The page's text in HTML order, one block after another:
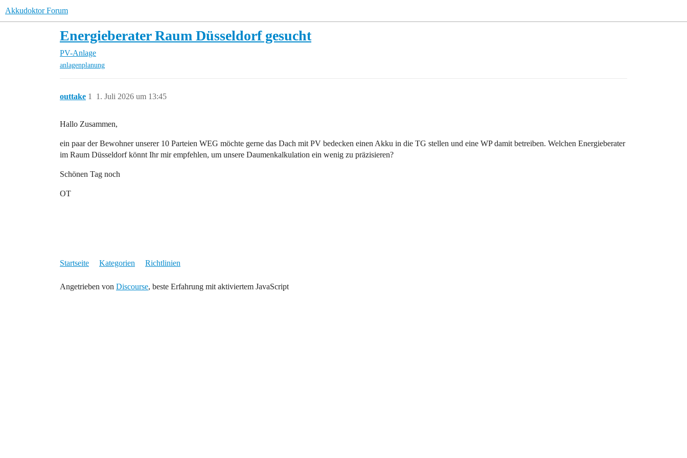
Akkudoktor Forum
Energieberater Raum Düsseldorf gesucht
PV-Anlage
anlagenplanung
outtake 1. Juli 2026 um 13:45
1
Hallo Zusammen,
ein paar der Bewohner unserer 10 Parteien WEG möchte gerne das Dach mit PV bedecken einen Akku in die TG stellen und eine WP damit betreiben. Welchen Energieberater
im Raum Düsseldorf könnt Ihr mir empfehlen, um unsere Daumenkalkulation ein wenig zu präzisieren?
Schönen Tag noch
OT
Startseite Kategorien Richtlinien
Angetrieben von Discourse, beste Erfahrung mit aktiviertem JavaScript